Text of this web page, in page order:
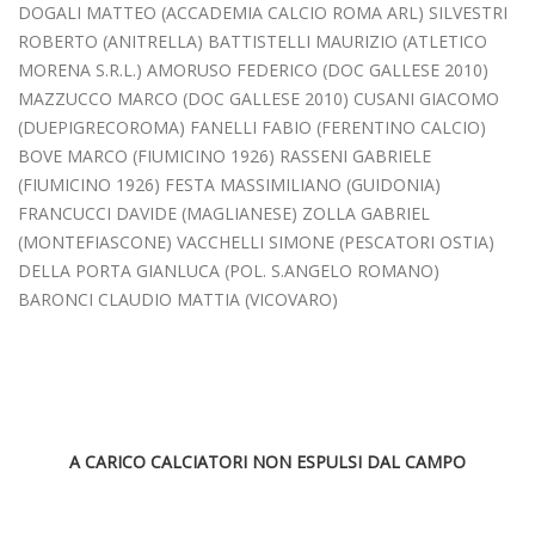
DOGALI MATTEO (ACCADEMIA CALCIO ROMA ARL) SILVESTRI
ROBERTO (ANITRELLA) BATTISTELLI MAURIZIO (ATLETICO
MORENA S.R.L.) AMORUSO FEDERICO (DOC GALLESE 2010)
MAZZUCCO MARCO (DOC GALLESE 2010) CUSANI GIACOMO
(DUEPIGRECOROMA) FANELLI FABIO (FERENTINO CALCIO)
BOVE MARCO (FIUMICINO 1926) RASSENI GABRIELE
(FIUMICINO 1926) FESTA MASSIMILIANO (GUIDONIA)
FRANCUCCI DAVIDE (MAGLIANESE) ZOLLA GABRIEL
(MONTEFIASCONE) VACCHELLI SIMONE (PESCATORI OSTIA)
DELLA PORTA GIANLUCA (POL. S.ANGELO ROMANO)
BARONCI CLAUDIO MATTIA (VICOVARO)
A CARICO CALCIATORI NON ESPULSI DAL CAMPO